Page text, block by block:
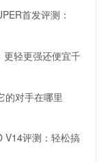
首发评测：
轻更强还便宜千
的对手在哪里
V14评测：轻松搞